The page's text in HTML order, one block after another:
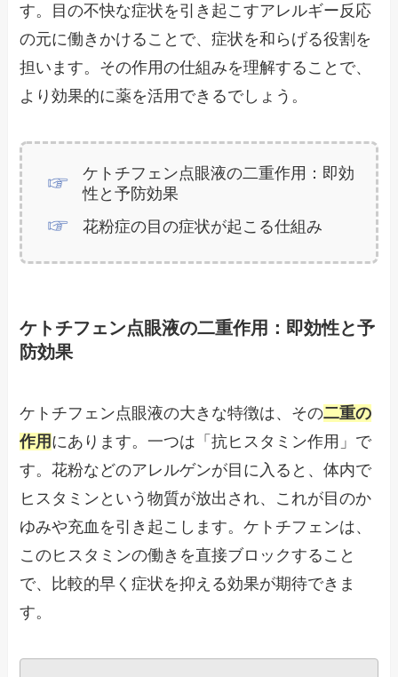
す。目の不快な症状を引き起こすアレルギー反応
の元に働きかけることで、症状を和らげる役割を
担います。その作用の仕組みを理解することで、
より効果的に薬を活用できるでしょう。
ケトチフェン点眼液の二重作用：即効
性と予防効果
花粉症の目の症状が起こる仕組み
ケトチフェン点眼液の二重作用：即効性と予
防効果
ケトチフェン点眼液の大きな特徴は、その二重の
作用 にあります。一つは「抗ヒスタミン作用」で
す。花粉などのアレルゲンが目に入ると、体内で
ヒスタミンという物質が放出され、これが目のか
ゆみや充血を引き起こします。ケトチフェンは、
このヒスタミンの働きを直接ブロックすること
で、比較的早く症状を抑える効果が期待できま
す。